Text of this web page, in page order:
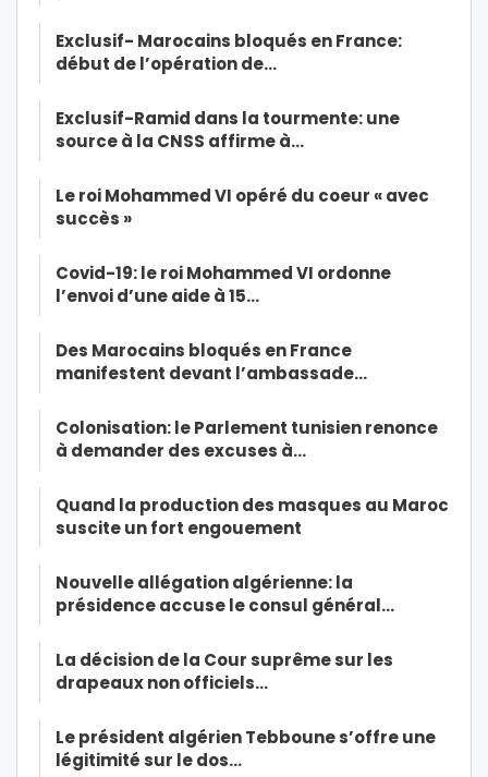
Exclusif- Marocains bloqués en France:
début de l’opération de…
Exclusif-Ramid dans la tourmente: une
source à la CNSS affirme à…
Le roi Mohammed VI opéré du coeur « avec
succès »
Covid-19: le roi Mohammed VI ordonne
l’envoi d’une aide à 15…
Des Marocains bloqués en France
manifestent devant l’ambassade…
Colonisation: le Parlement tunisien renonce
à demander des excuses à…
Quand la production des masques au Maroc
suscite un fort engouement
Nouvelle allégation algérienne: la
présidence accuse le consul général…
La décision de la Cour suprême sur les
drapeaux non officiels…
Le président algérien Tebboune s’offre une
légitimité sur le dos…